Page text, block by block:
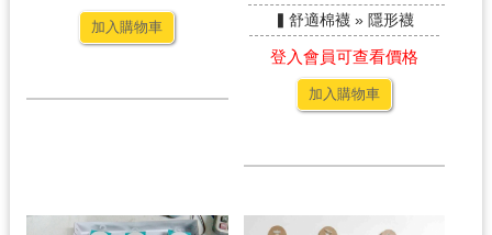
加入購物車
▍舒適棉襪 » 隱形襪
登入會員可查看價格
加入購物車